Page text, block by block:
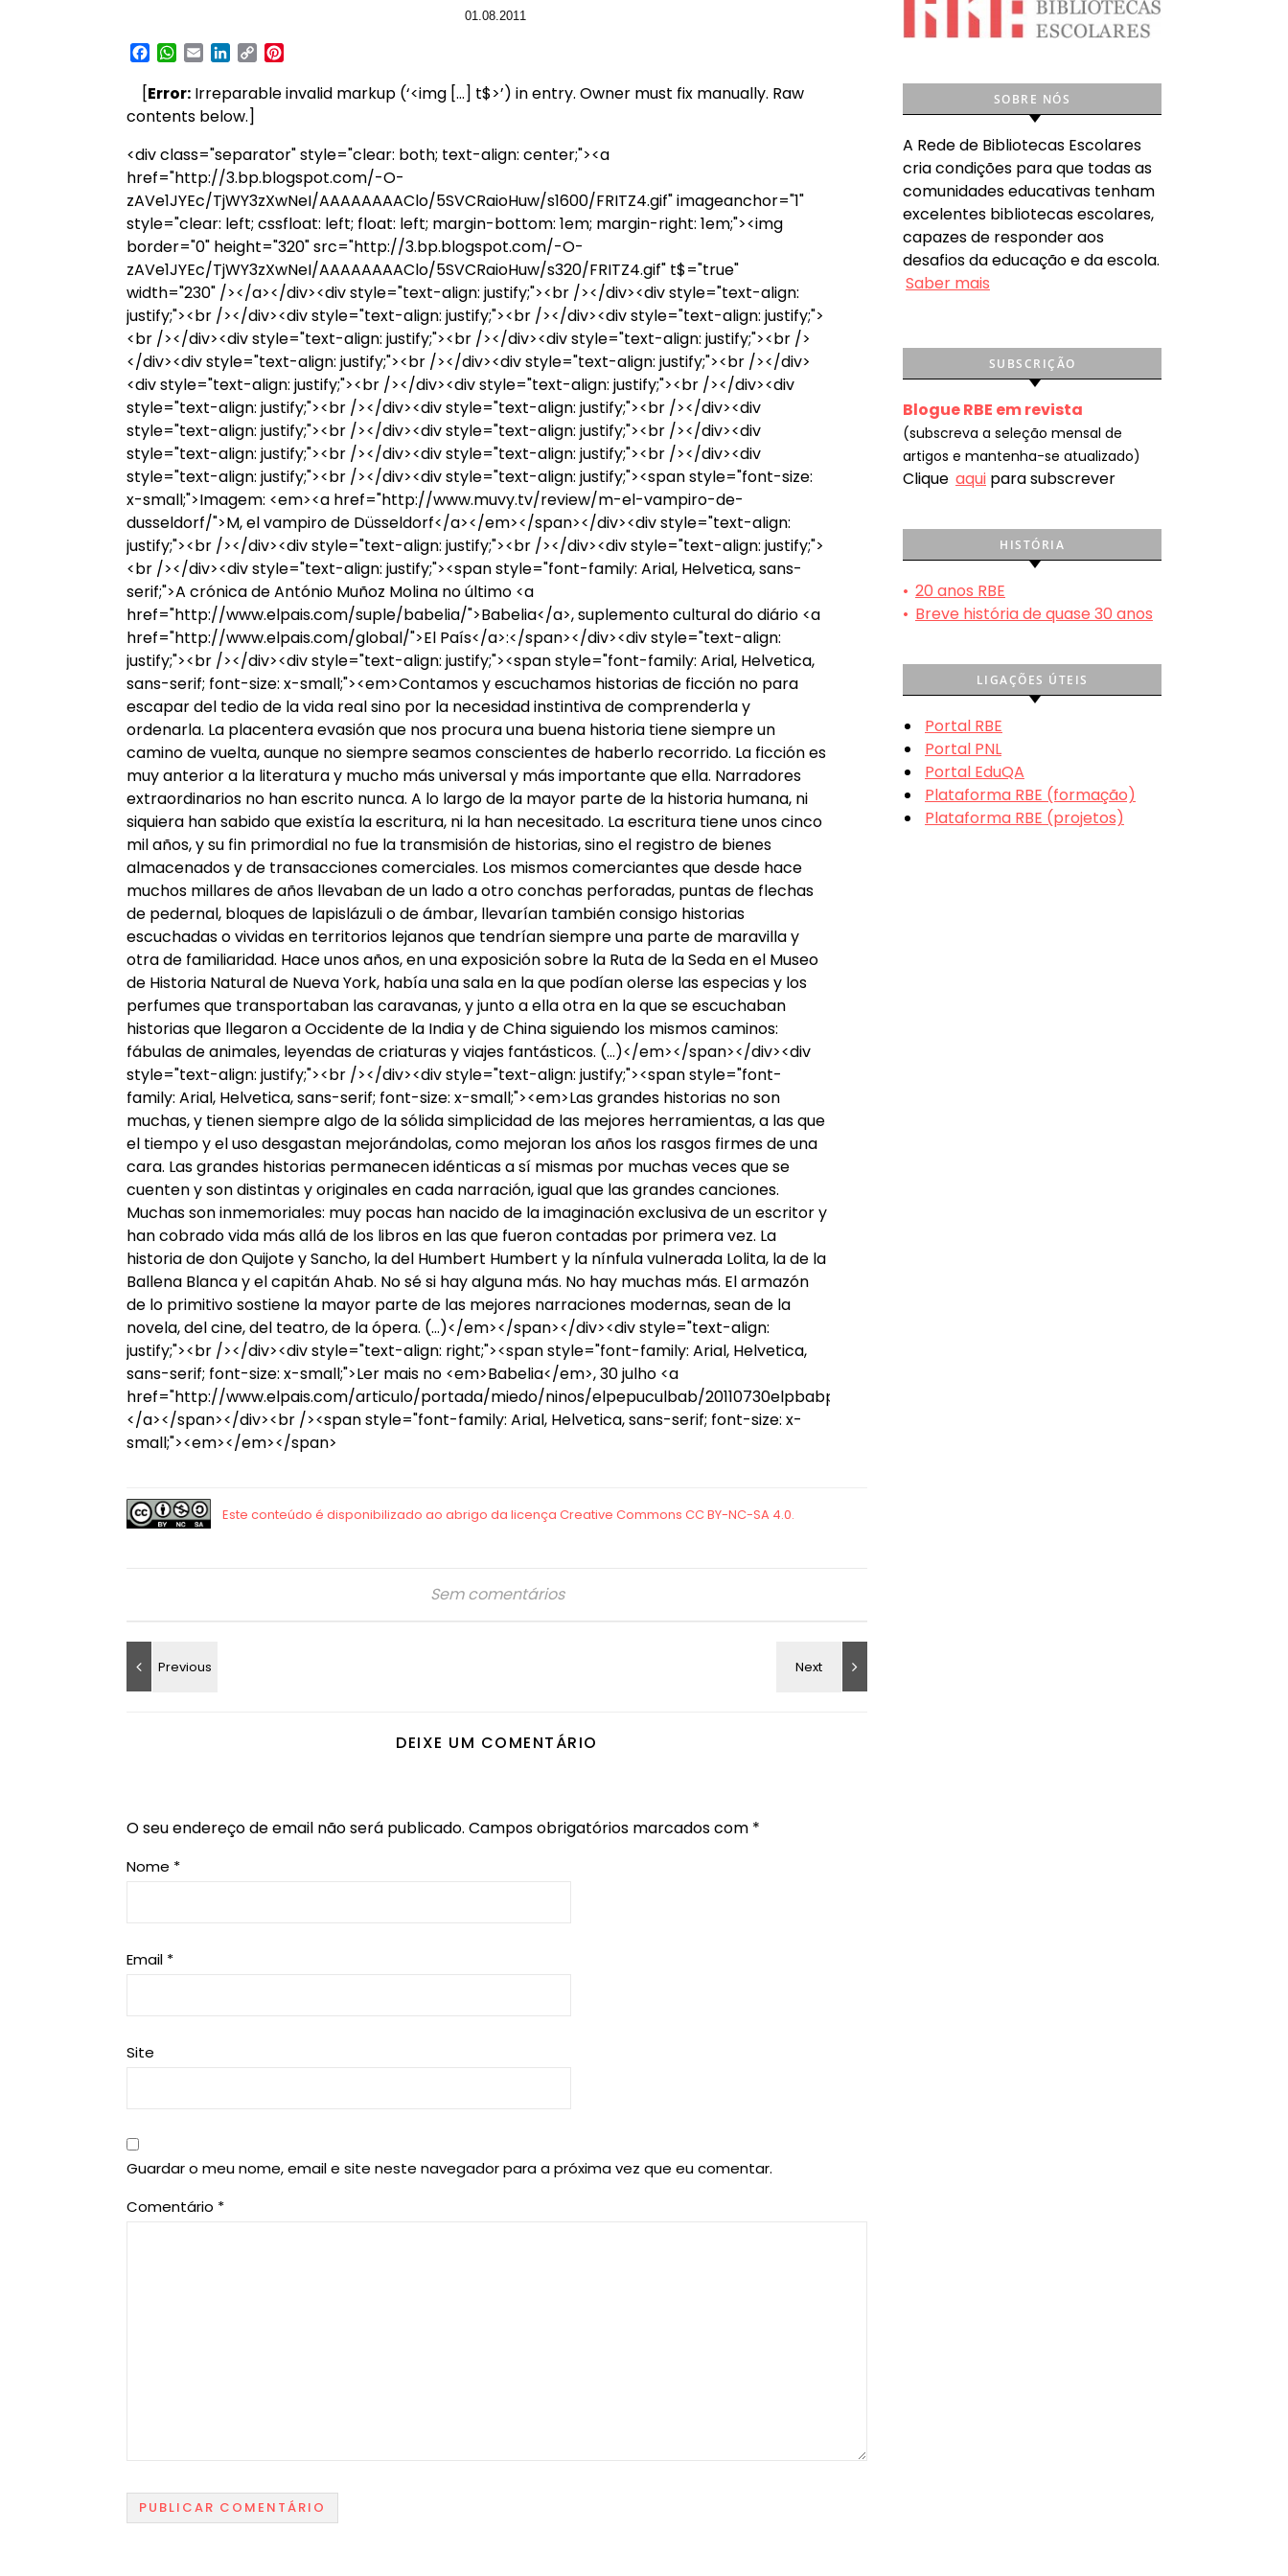
01.08.2011
Facebook
WhatsApp
EmailLinkedIn
Copy
[Error: Irreparable invalid markup (‘<img […] t$>’) in entry. Owner must fix manually. Raw
contents below.]
<div class="separator" style="clear: both; text-align: center;"><a
href="http://3.bp.blogspot.com/-O-
zAVe1JYEc/TjWY3zXwNeI/AAAAAAAAClo/5SVCRaioHuw/s1600/FRITZ4.gif" imageanchor="1"
style="clear: left; cssfloat: left; float: left; margin-bottom: 1em; margin-right: 1em;"><img
border="0" height="320" src="http://3.bp.blogspot.com/-O-
zAVe1JYEc/TjWY3zXwNeI/AAAAAAAAClo/5SVCRaioHuw/s320/FRITZ4.gif" t$="true"
width="230" /></a></div><div style="text-align: justify;"><br /></div><div style="text-align:
justify;"><br /></div><div style="text-align: justify;"><br /></div><div style="text-align: justify;">
<br /></div><div style="text-align: justify;"><br /></div><div style="text-align: justify;"><br />
</div><div style="text-align: justify;"><br /></div><div style="text-align: justify;"><br /></div>
<div style="text-align: justify;"><br /></div><div style="text-align: justify;"><br /></div><div
style="text-align: justify;"><br /></div><div style="text-align: justify;"><br /></div><div
style="text-align: justify;"><br /></div><div style="text-align: justify;"><br /></div><div
style="text-align: justify;"><br /></div><div style="text-align: justify;"><br /></div><div
style="text-align: justify;"><br /></div><div style="text-align: justify;"><span style="font-size:
x-small;">Imagem: <em><a href="http://www.muvy.tv/review/m-el-vampiro-de-
dusseldorf/">M, el vampiro de Düsseldorf</a></em></span></div><div style="text-align:
justify;"><br /></div><div style="text-align: justify;"><br /></div><div style="text-align: justify;">
<br /></div><div style="text-align: justify;"><span style="font-family: Arial, Helvetica, sans-
serif;">A crónica de António Muñoz Molina no último <a
href="http://www.elpais.com/suple/babelia/">Babelia</a>, suplemento cultural do diário <a
href="http://www.elpais.com/global/">El País</a>:</span></div><div style="text-align:
justify;"><br /></div><div style="text-align: justify;"><span style="font-family: Arial, Helvetica,
sans-serif; font-size: x-small;"><em>Contamos y escuchamos historias de ficción no para
escapar del tedio de la vida real sino por la necesidad instintiva de comprenderla y
ordenarla. La placentera evasión que nos procura una buena historia tiene siempre un
camino de vuelta, aunque no siempre seamos conscientes de haberlo recorrido. La ficción es
muy anterior a la literatura y mucho más universal y más importante que ella. Narradores
extraordinarios no han escrito nunca. A lo largo de la mayor parte de la historia humana, ni
siquiera han sabido que existía la escritura, ni la han necesitado. La escritura tiene unos cinco
mil años, y su fin primordial no fue la transmisión de historias, sino el registro de bienes
almacenados y de transacciones comerciales. Los mismos comerciantes que desde hace
muchos millares de años llevaban de un lado a otro conchas perforadas, puntas de flechas
de pedernal, bloques de lapislázuli o de ámbar, llevarían también consigo historias
escuchadas o vividas en territorios lejanos que tendrían siempre una parte de maravilla y
otra de familiaridad. Hace unos años, en una exposición sobre la Ruta de la Seda en el Museo
de Historia Natural de Nueva York, había una sala en la que podían olerse las especias y los
perfumes que transportaban las caravanas, y junto a ella otra en la que se escuchaban
historias que llegaron a Occidente de la India y de China siguiendo los mismos caminos:
fábulas de animales, leyendas de criaturas y viajes fantásticos. (…)</em></span></div><div
style="text-align: justify;"><br /></div><div style="text-align: justify;"><span style="font-
family: Arial, Helvetica, sans-serif; font-size: x-small;"><em>Las grandes historias no son
muchas, y tienen siempre algo de la sólida simplicidad de las mejores herramientas, a las que
el tiempo y el uso desgastan mejorándolas, como mejoran los años los rasgos firmes de una
cara. Las grandes historias permanecen idénticas a sí mismas por muchas veces que se
cuenten y son distintas y originales en cada narración, igual que las grandes canciones.
Muchas son inmemoriales: muy pocas han nacido de la imaginación exclusiva de un escritor y
han cobrado vida más allá de los libros en las que fueron contadas por primera vez. La
historia de don Quijote y Sancho, la del Humbert Humbert y la nínfula vulnerada Lolita, la de la
Ballena Blanca y el capitán Ahab. No sé si hay alguna más. No hay muchas más. El armazón
de lo primitivo sostiene la mayor parte de las mejores narraciones modernas, sean de la
novela, del cine, del teatro, de la ópera. (…)</em></span></div><div style="text-align:
justify;"><br /></div><div style="text-align: right;"><span style="font-family: Arial, Helvetica,
sans-serif; font-size: x-small;">Ler mais no <em>Babelia</em>, 30 julho <a
href="http://www.elpais.com/articulo/portada/miedo/ninos/elpepuculbab/20110730elpbabpor_9/Tes">&gt;&gt;
</a></span></div><br /><span style="font-family: Arial, Helvetica, sans-serif; font-size: x-
small;"><em></em></span>
Sem comentários
DEIXE UM COMENTÁRIO
O seu endereço de email não será publicado. Campos obrigatórios marcados com *
Nome *
Email *
Site
Guardar o meu nome, email e site neste navegador para a próxima vez que eu comentar.
Comentário *
SOBRE NÓS
A Rede de Bibliotecas Escolares
cria condições para que todas as
comunidades educativas tenham
excelentes bibliotecas escolares,
capazes de responder aos
desafios da educação e da escola.
Saber mais
SUBSCRIÇÃO
Blogue RBE em revista
(subscreva a seleção mensal de
artigos e mantenha-se atualizado)
Clique aqui para subscrever
HISTÓRIA
• 20 anos RBE
• Breve história de quase 30 anos
LIGAÇÕES ÚTEIS
Portal RBE
Portal PNL
Portal EduQA
Plataforma RBE (formação)
Plataforma RBE (projetos)